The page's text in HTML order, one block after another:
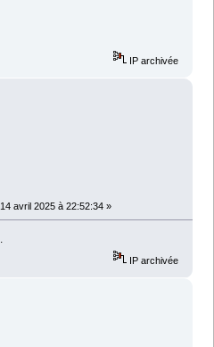
IP archivée
14 avril 2025 à 22:52:34 »
IP archivée